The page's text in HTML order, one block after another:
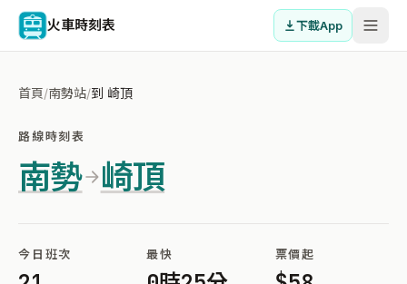
火車時刻表 下載App
首頁/南勢站/到 崎頂
路線時刻表
南勢 崎頂
今日班次 最快 票價起